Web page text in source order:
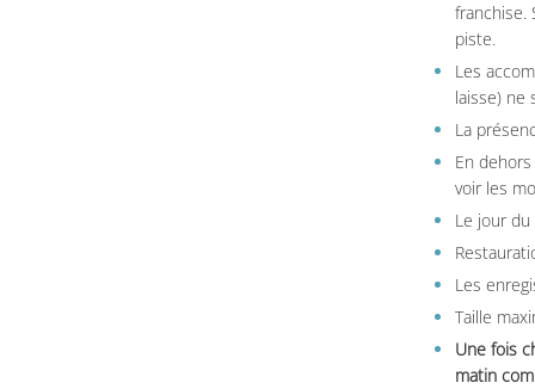
franchise.
piste.
Les
laisse) ne
La
En
voir les
Le jour
Les
Taille
Une fois
matin